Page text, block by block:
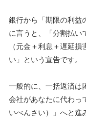
銀行から「期限の利益
に言うと、「分割払い
（元金＋利息＋遅延
い」という宣告です。
一般的に、一括返済は
会社があなたに代わっ
いべんさい）」へと進